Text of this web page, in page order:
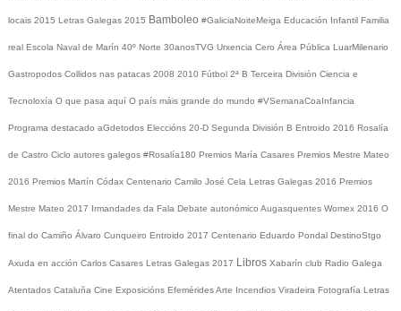
locais 2015 Letras Galegas 2015 Bamboleo #GaliciaNoiteMeiga Educación Infantil Familia
real Escola Naval de Marín 40º Norte 30anosTVG Urxencia Cero Área Pública LuarMilenario
Gastropodos Collidos nas patacas 2008 2010 Fútbol 2ª B Terceira División Ciencia e
Tecnoloxía O que pasa aquí O país máis grande do mundo #VSemanaCoaInfancia
Programa destacado aGdetodos Eleccións 20-D Segunda División B Entroido 2016 Rosalía
de Castro Ciclo autores galegos #Rosalía180 Premios María Casares Premios Mestre Mateo
2016 Premios Martín Códax Centenario Camilo José Cela Letras Galegas 2016 Premios
Mestre Mateo 2017 Irmandades da Fala Debate autonómico Augasquentes Womex 2016 O
final do Camiño Álvaro Cunqueiro Entroido 2017 Centenario Eduardo Pondal DestinoStgo
Axuda en acción Carlos Casares Letras Galegas 2017 Libros Xabarín club Radio Galega
Atentados Cataluña Cine Exposicións EfeméridesArte Incendios Viradeira Fotografía Letras